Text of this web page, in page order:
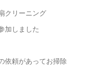
クリーニング
加しました
依頼があってお掃除